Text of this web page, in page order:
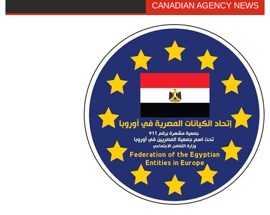
CANADIAN AGENCY NEWS